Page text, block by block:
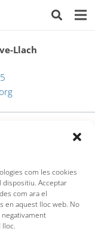
com les cookies
dispositiu. Acceptar
com ara el
en aquest lloc web. No
Llach
de Mar